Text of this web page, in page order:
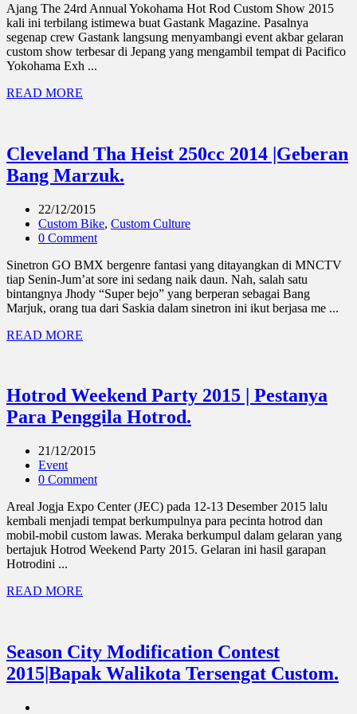
Ajang The 24rd Annual Yokohama Hot Rod Custom Show 2015
kali ini terbilang istimewa buat Gastank Magazine. Pasalnya
segenap crew Gastank langsung menyambangi event akbar gelaran
custom show terbesar di Jepang yang mengambil tempat di Pacifico
Yokohama Exh ...
READ MORE
Cleveland Tha Heist 250cc 2014 |Geberan
Bang Marzuk.
22/12/2015
Custom Bike, Custom Culture
0 Comment
Sinetron GO BMX bergenre fantasi yang ditayangkan di MNCTV
tiap Senin-Jum’at sore ini sedang naik daun. Nah, salah satu
bintangnya Jhody “Super bejo” yang berperan sebagai Bang
Marjuk, orang tua dari Saskia dalam sinetron ini ikut berjasa me ...
READ MORE
Hotrod Weekend Party 2015 | Pestanya
Para Penggila Hotrod.
21/12/2015
Event
0 Comment
Areal Jogja Expo Center (JEC) pada 12-13 Desember 2015 lalu
kembali menjadi tempat berkumpulnya para pecinta hotrod dan
mobil-mobil custom lawas. Meraka berkumpul dalam gelaran yang
bertajuk Hotrod Weekend Party 2015. Gelaran ini hasil garapan
Hotrodini ...
READ MORE
Season City Modification Contest
2015|Bapak Walikota Tersengat Custom.